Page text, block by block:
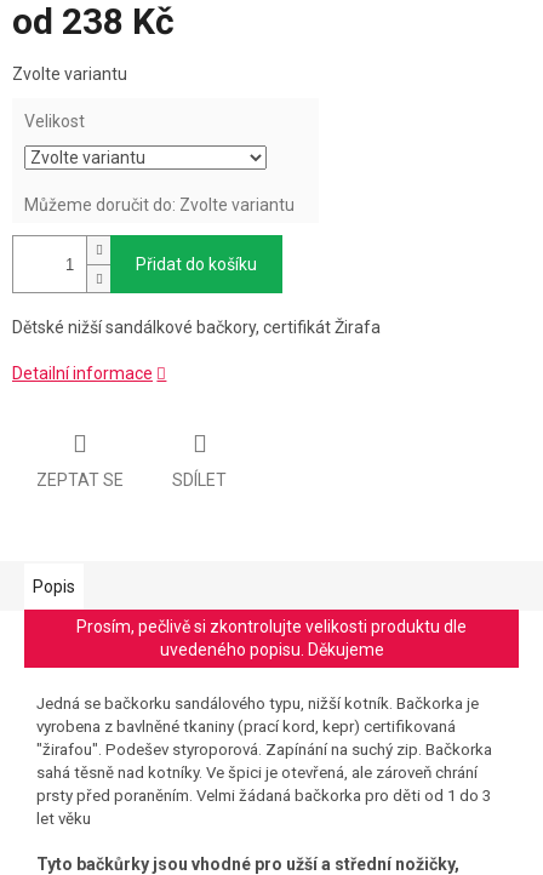
od 238 Kč
cena:
Zvolte variantu
Velikost
Můžeme doručit do: Zvolte variantu
Přidat do košíku
Dětské nižší sandálkové bačkory, certifikát Žirafa
Detailní informace
ZEPTAT SE SDÍLET
Popis
Prosím, pečlivě si zkontrolujte velikosti produktu dle
uvedeného popisu. Děkujeme
Jedná se bačkorku sandálového typu, nižší kotník. Bačkorka je
vyrobena z bavlněné tkaniny (prací kord, kepr) certifikovaná
"žirafou". Podešev styroporová. Zapínání na suchý zip. Bačkorka
sahá těsně nad kotníky. Ve špici je otevřená, ale zároveň chrání
prsty před poraněním. Velmi žádaná bačkorka pro děti od 1 do 3
let věku
Tyto bačkůrky jsou vhodné pro užší a střední nožičky,